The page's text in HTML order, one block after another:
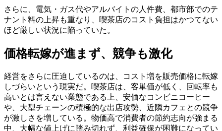
さらに、電気・ガス代やアルバイトの人件費、都市部でのテ
ナント料の上昇も重なり、喫茶店のコスト負担はかつてない
ほど厳しい状況に陥っていた。
価格転嫁が進まず、競争も激化
経営をさらに圧迫しているのは、コスト増を販売価格に転嫁
しづらいという現実だ。喫茶店は、客単価が低く、回転率も
高いとは言えない業態である上、安価なコンビニコーヒー
や、大型チェーンの積極的な出店攻勢、近隣カフェとの競争
が激しさを増している。物価高で消費者の節約志向が強まる
中、大幅な値上げに踏み切れず、利益確保が困難になってい